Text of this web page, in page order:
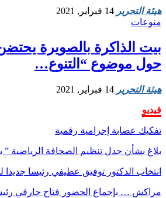
هيئة التحرير 14 فبراير, 2021
منوعات
بيت الذاكرة بالصويرة يحتضن
حول موضوع “التنوع…
هيئة التحرير 14 فبراير, 2021
فيديو
تفكيك عصابة إجرامية رقمية
بلاغ بشأن جدل تنظيم الصحافة الرياضية ”
انتخاب الدكتور توفيق عطيفي رئيسا
مراكش … بإجماع الحضور فتاح حارفي